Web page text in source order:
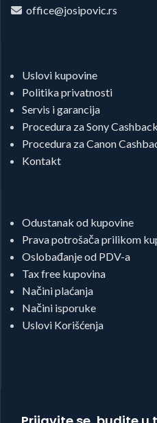
office@josipovic.rs
Uslovi kupovine
Politika privatnosti
Servis i garancija
Procedura za Sony Cashback
Procedura za Canon
Kontakt
Odustanak od kupovine
Prava potrošača prilikom
Oslobađanje od PDV-a
Tax free kupovina
Načini plaćanja
Načini isporuke
Uslovi Korišćenja